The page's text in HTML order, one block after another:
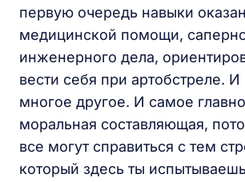
первую очередь навыки
медицинской помощи,
инженерного дела,
вести себя при артобстреле.
многое другое. И самое
моральная составляющая,
все могут справиться с тем
который здесь ты